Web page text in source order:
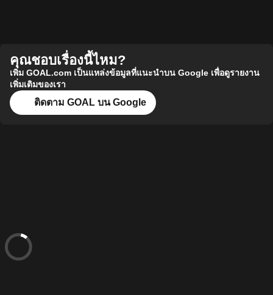
คุณชอบเรื่องนี้ไหม?
เพิ่ม GOAL.com เป็นแหล่งข้อมูลที่แนะนำบน Google เพื่อดูรายงาน
เพิ่มเติมของเรา
ติดตาม GOAL บน Google